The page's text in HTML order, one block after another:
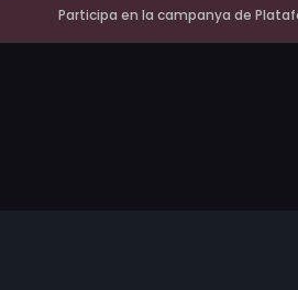
Participa en la campanya de